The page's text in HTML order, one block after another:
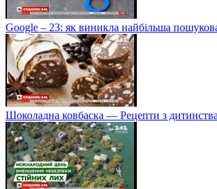
Google – 23: як виникла найбільша
Шоколадна ковбаска — Рецепти з дитинства